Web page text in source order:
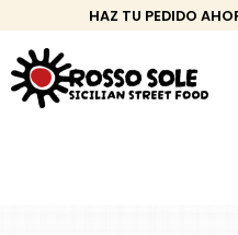
al
contenido
HAZ TU PEDIDO
Navegación
de
entradas